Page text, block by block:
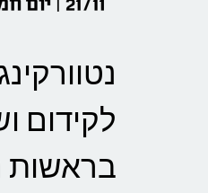
לקידום
בראשות